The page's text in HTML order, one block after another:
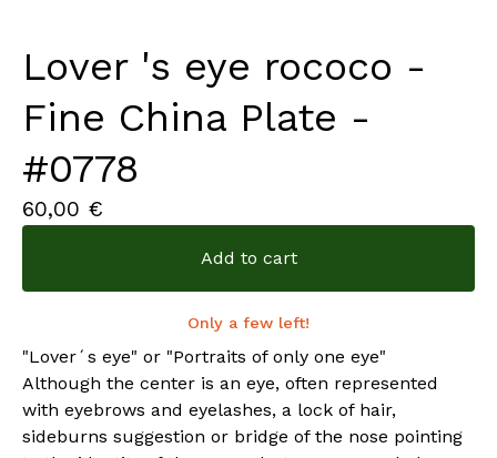
Lover 's eye rococo -
Fine China Plate -
#0778
60,00 €
Add to cart
Only a few left!
"Lover´s eye" or "Portraits of only one eye"
Although the center is an eye, often represented
with eyebrows and eyelashes, a lock of hair,
sideburns suggestion or bridge of the nose pointing